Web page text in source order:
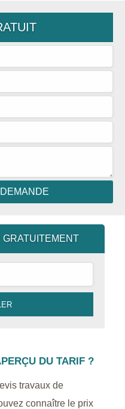
DU TARIF ?
travaux de
connaître le prix